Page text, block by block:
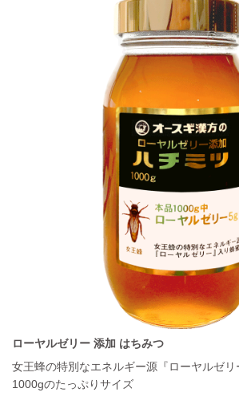
ローヤルゼリー 添加 はちみつ
女王蜂の特別なエネルギー源『ローヤルゼリ
1000gのたっぷりサイズ